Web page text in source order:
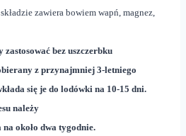
zawiera bowiem wapń, magnez,
zastosować bez uszczerbku
z przynajmniej 3-letniego
się je do lodówki na 10-15 dni.
należy
około dwa tygodnie.